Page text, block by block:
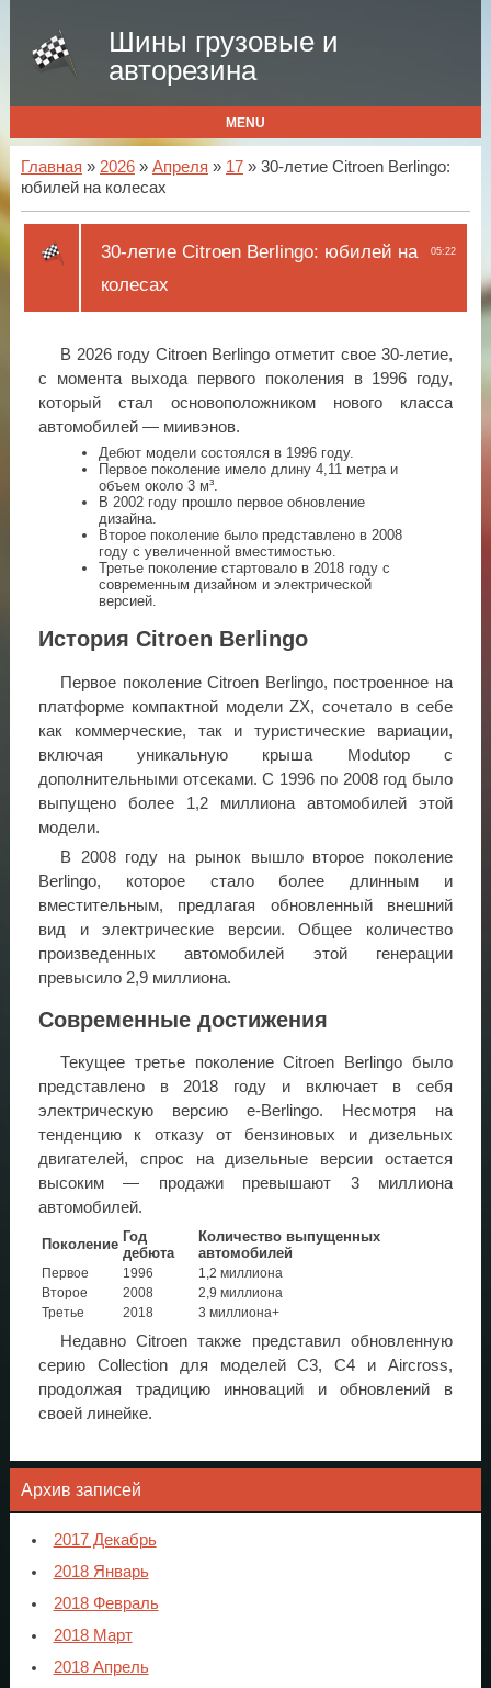
Шины грузовые и
авторезина
MENU
Главная » 2026 » Апреля » 17» 30-летие Citroen Berlingo:
юбилей на колесах
05:22
30-летие Citroen Berlingo: юбилей на
колесах
В 2026 году Citroen Berlingo отметит свое 30-летие,
с момента выхода первого поколения в 1996 году,
который стал основоположником нового класса
автомобилей — миивэнов.
Дебют модели состоялся в 1996 году.
Первое поколение имело длину 4,11 метра и
объем около 3 м³.
В 2002 году прошло первое обновление
дизайна.
Второе поколение было представлено в 2008
году с увеличенной вместимостью.
Третье поколение стартовало в 2018 году с
современным дизайном и электрической
версией.
История Citroen Berlingo
Первое поколение Citroen Berlingo, построенное на
платформе компактной модели ZX, сочетало в себе
как коммерческие, так и туристические вариации,
включая уникальную крыша Modutop с
дополнительными отсеками. С 1996 по 2008 год было
выпущено более 1,2 миллиона автомобилей этой
модели.
В 2008 году на рынок вышло второе поколение
Berlingo, которое стало более длинным и
вместительным, предлагая обновленный внешний
вид и электрические версии. Общее количество
произведенных автомобилей этой генерации
превысило 2,9 миллиона.
Современные достижения
Текущее третье поколение Citroen Berlingo было
представлено в 2018 году и включает в себя
электрическую версию e-Berlingo. Несмотря на
тенденцию к отказу от бензиновых и дизельных
двигателей, спрос на дизельные версии остается
высоким — продажи превышают 3 миллиона
автомобилей.
Поколение Год
дебюта
Количество выпущенных
автомобилей
Первое 1996
1,2 миллиона
Второе
2008
2,9 миллиона
Третье
2018 3 миллиона+
Недавно Citroen также представил обновленную
серию Collection для моделей C3, C4 и Aircross,
продолжая традицию инноваций и обновлений в
своей линейке.
Архив записей
2017 Декабрь
2018 Январь
2018 Февраль
2018 Март
2018 Апрель